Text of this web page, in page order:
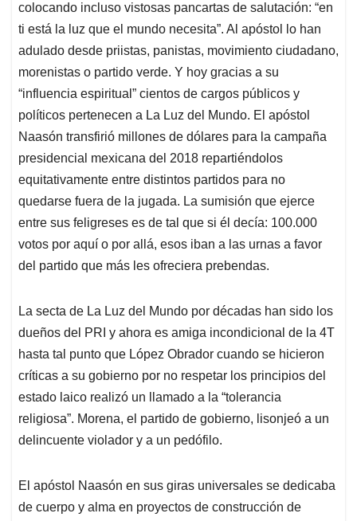
colocando incluso vistosas pancartas de salutación: “en
ti está la luz que el mundo necesita”. Al apóstol lo han
adulado desde priistas, panistas, movimiento ciudadano,
morenistas o partido verde. Y hoy gracias a su
“influencia espiritual” cientos de cargos públicos y
políticos pertenecen a La Luz del Mundo. El apóstol
Naasón transfirió millones de dólares para la campaña
presidencial mexicana del 2018 repartiéndolos
equitativamente entre distintos partidos para no
quedarse fuera de la jugada. La sumisión que ejerce
entre sus feligreses es de tal que si él decía: 100.000
votos por aquí o por allá, esos iban a las urnas a favor
del partido que más les ofreciera prebendas.
La secta de La Luz del Mundo por décadas han sido los
dueños del PRI y ahora es amiga incondicional de la 4T
hasta tal punto que López Obrador cuando se hicieron
críticas a su gobierno por no respetar los principios del
estado laico realizó un llamado a la “tolerancia
religiosa”. Morena, el partido de gobierno, lisonjeó a un
delincuente violador y a un pedófilo.
El apóstol Naasón en sus giras universales se dedicaba
de cuerpo y alma en proyectos de construcción de